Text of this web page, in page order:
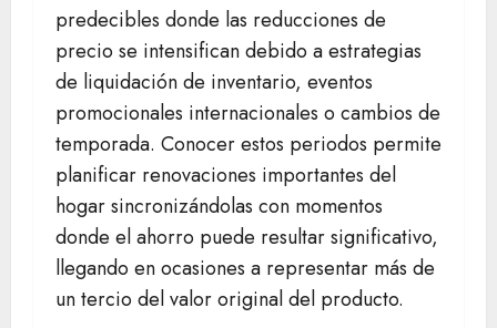
predecibles donde las reducciones de
precio se intensifican debido a estrategias
de liquidación de inventario, eventos
promocionales internacionales o cambios de
temporada. Conocer estos periodos permite
planificar renovaciones importantes del
hogar sincronizándolas con momentos
donde el ahorro puede resultar significativo,
llegando en ocasiones a representar más de
un tercio del valor original del producto.